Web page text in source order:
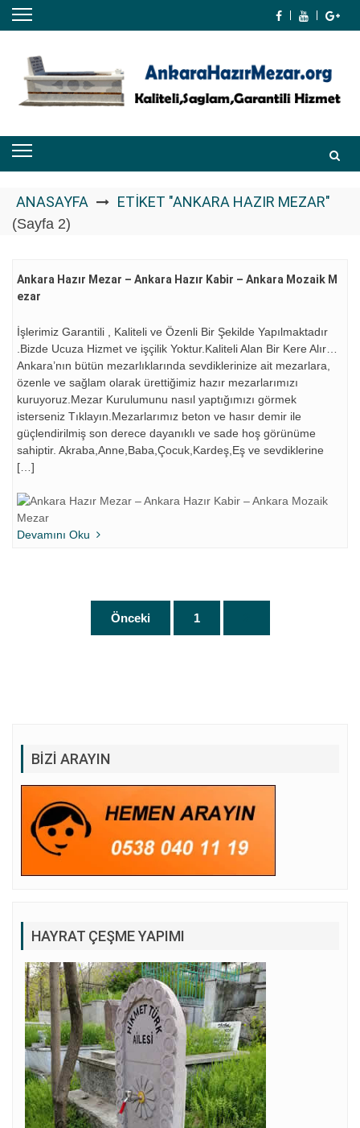
Skip
ANASAYFA ETIKET "ANKARA HAZIR MEZAR"
(Sayfa 2)
Ankara Hazır Mezar – Ankara Hazır Kabir – Ankara Mozaik M
Ezar
İşlerimiz Garantili , Kaliteli ve Özenli Bir Şekilde Yapılmaktadır
.Bizde Ucuza Hizmet ve işçilik Yoktur.Kaliteli Alan Bir Kere Alır…
Ankara’nın bütün mezarlıklarında sevdiklerinize ait mezarlara,
özenle ve sağlam olarak ürettiğimiz hazır mezarlarımızı
kuruyoruz.Mezar Kurulumunu nasıl yaptığımızı görmek
isterseniz Tıklayın.Mezarlarımız beton ve hasır demir ile
güçlendirilmiş son derece dayanıklı ve sade hoş görünüme
sahiptir. Akraba,Anne,Baba,Çocuk,Kardeş,Eş ve sevdiklerine
[…]
Devamını Oku
sayfalaması
Önceki 1
BIZI ARAYIN
HAYRAT ÇEŞME YAPIMI